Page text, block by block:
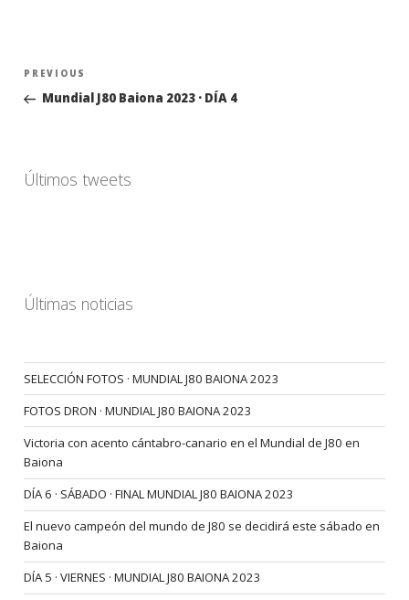
Navegación
entradas
Previous
Post
PREVIOUS
Mundial J80 Baiona 2023 · DÍA 4
Últimos tweets
Últimas noticias
SELECCIÓN FOTOS · MUNDIAL J80 BAIONA 2023
FOTOS DRON · MUNDIAL J80 BAIONA 2023
Victoria con acento cántabro-canario en el Mundial de J80 en
Baiona
DÍA 6 · SÁBADO · FINAL MUNDIAL J80 BAIONA 2023
El nuevo campeón del mundo de J80 se decidirá este sábado en
Baiona
DÍA 5 · VIERNES · MUNDIAL J80 BAIONA 2023